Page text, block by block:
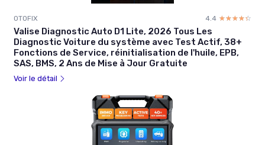
OTOFIX 4.4 ☆☆☆☆☆
★★★★★
Valise Diagnostic Auto D1 Lite, 2026 Tous Les
Diagnostic Voiture du système avec Test Actif, 38+
Fonctions de Service, réinitialisation de l'huile, EPB,
SAS, BMS, 2 Ans de Mise à Jour Gratuite
Voir le détail